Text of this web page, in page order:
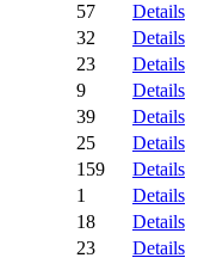
57
Details
32
Details
23
Details
9
Details
39
Details
25
Details
159
Details
1
Details
18
Details
23
Details